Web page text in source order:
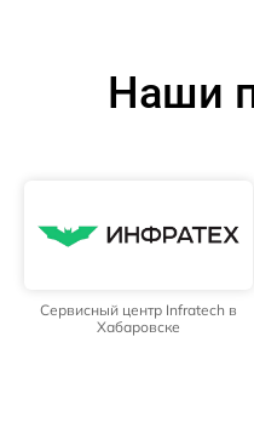
Наши
Сервисный центр Infratech в
Хабаровске